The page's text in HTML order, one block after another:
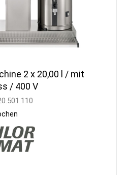
2 x 20,00 l / mit
/ 400 V